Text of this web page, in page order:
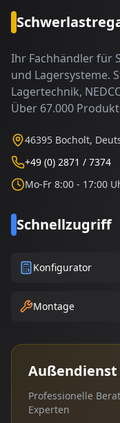
Ihr Fachhändler für
und Lagersysteme.
Lagertechnik,
Über 67.000
46395 Bocholt,
+49 (0) 2871 / 7374
Mo-Fr 8:00 - 17:00
Schnellzugriff
Konfigurator
Montage
Professionelle
Experten